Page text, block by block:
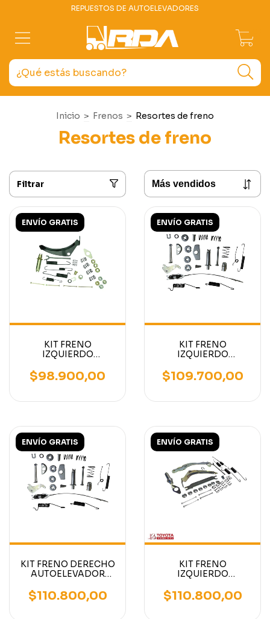
REPUESTOS DE AUTOELEVADORES
Inicio > Frenos > Resortes de freno
Resortes de freno
Filtrar
ENVÍO GRATIS
KIT FRENO
IZQUIERDO
2500KG
$98.900,00
ENVÍO GRATIS
KIT FRENO
IZQUIERDO
MITSUBISHI - TCM -
NISSAN
$109.700,00
ENVÍO GRATIS
KIT FRENO DERECHO
AUTOELEVADOR
NISSAN
$110.800,00
ENVÍO GRATIS
KIT FRENO
IZQUIERDO
TOYOTA SERIES 6 A 8
2500KG 3000KG -
$110.800,00